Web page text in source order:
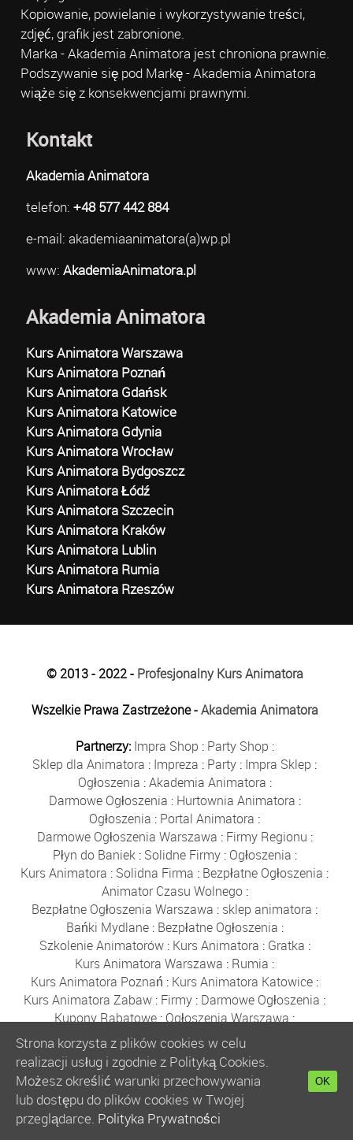
Kopiowanie, powielanie i wykorzystywanie treści,
zdjęć, grafik jest zabronione.
Marka - Akademia Animatora jest chroniona prawnie.
Podszywanie się pod Markę - Akademia Animatora
wiąże się z konsekwencjami prawnymi.
Kontakt
Akademia Animatora
telefon: +48 577 442 884
e-mail: akademiaanimatora(a)wp.pl
www: AkademiaAnimatora.pl
Akademia Animatora
Kurs Animatora Warszawa
Kurs Animatora Poznań
Kurs Animatora Gdańsk
Kurs Animatora Katowice
Kurs Animatora Gdynia
Kurs Animatora Wrocław
Kurs Animatora Bydgoszcz
Kurs Animatora Łódź
Kurs Animatora Szczecin
Kurs Animatora Kraków
Kurs Animatora Lublin
Kurs Animatora Rumia
Kurs Animatora Rzeszów
© 2013 - 2022 - Profesjonalny Kurs Animatora
Wszelkie Prawa Zastrzeżone -Akademia Animatora
Partnerzy: Impra Shop : Party Shop :
Sklep dla Animatora : Impreza : Party : Impra Sklep :
Ogłoszenia :Akademia Animatora :
Darmowe Ogłoszenia : Hurtownia Animatora :
Ogłoszenia : Portal Animatora :
Darmowe Ogłoszenia Warszawa : Firmy Regionu :
Płyn do Baniek: Solidne Firmy: Ogłoszenia :
Kurs Animatora : Solidna Firma : Bezpłatne Ogłoszenia :
Animator Czasu Wolnego:
Bezpłatne Ogłoszenia Warszawa : sklep animatora :
Bańki Mydlane: Bezpłatne Ogłoszenia :
Szkolenie Animatorów: Kurs Animatora : Gratka :
Kurs Animatora Warszawa : Rumia :
Kurs Animatora Poznań : Kurs Animatora Katowice :
Kurs Animatora Zabaw : Firmy : Darmowe Ogłoszenia :
Kupony Rabatowe:Ogłoszenia Warszawa:
Płyn do Baniek Mydlanych
Darmowe Ogłoszenia Trójmiasto
Ogłoszenia Trójmiasto:Ogłoszenia :Solidne Firmy:
Bezpłatne Ogłoszenia:Płyn do Baniek
Hurtownia Balonów:Party Shop:Bańki Mydlane
Balony Gdańsk:Sznurki do Baniek
Strona korzysta z plików cookies w celu
realizacji usług i zgodnie z Polityką Cookies.
Możesz określić warunki przechowywania
lub dostępu do plików cookies w Twojej
przeglądarce. Polityka Prywatności
OK